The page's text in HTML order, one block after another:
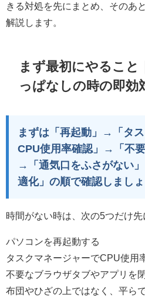
きる対処を先にまとめ、そのあ
解説します。
まず最初にやること
っぱなしの時の即効
まずは「再起動」→「タ
CPU使用率確認」→「不要
→「通気口をふさがない
適化」の順で確認しましょ
時間がない時は、次の5つだけ先
パソコンを再起動する
タスクマネージャーでCPU使用
不要なブラウザタブやアプリを
布団やひざの上ではなく、平ら